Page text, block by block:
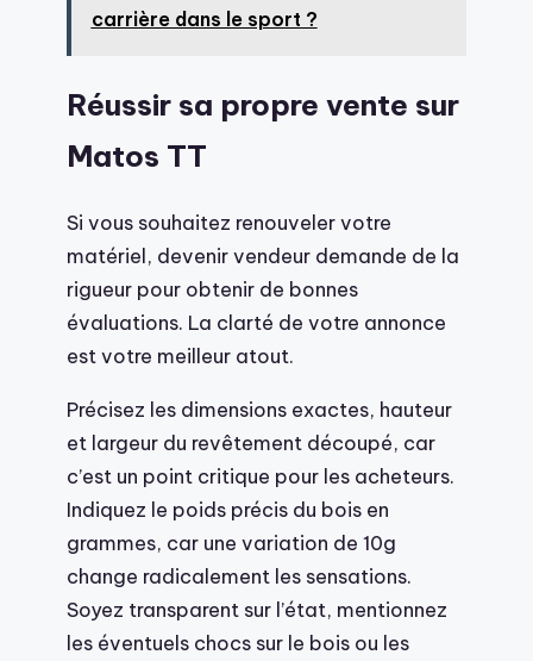
carrière dans le sport ?
Réussir sa propre vente sur
Matos TT
Si vous souhaitez renouveler votre
matériel, devenir vendeur demande de la
rigueur pour obtenir de bonnes
évaluations. La clarté de votre annonce
est votre meilleur atout.
Précisez les dimensions exactes, hauteur
et largeur du revêtement découpé, car
c’est un point critique pour les acheteurs.
Indiquez le poids précis du bois en
grammes, car une variation de 10g
change radicalement les sensations.
Soyez transparent sur l’état, mentionnez
les éventuels chocs sur le bois ou les